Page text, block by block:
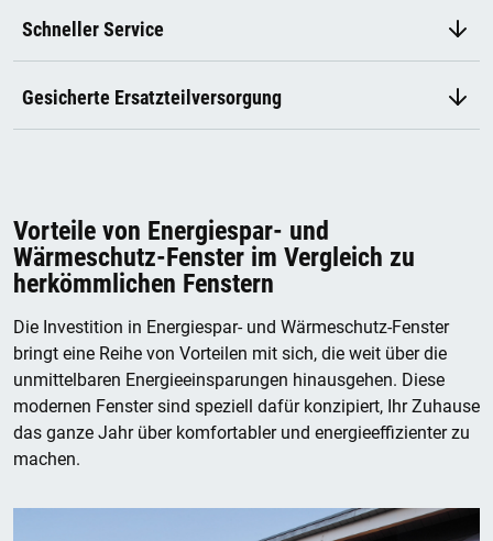
Schneller Service
Gesicherte Ersatzteilversorgung
Vorteile von Energiespar- und
Wärmeschutz-Fenster im Vergleich zu
herkömmlichen Fenstern
Die Investition in Energiespar- und Wärmeschutz-Fenster
bringt eine Reihe von Vorteilen mit sich, die weit über die
unmittelbaren Energieeinsparungen hinausgehen. Diese
modernen Fenster sind speziell dafür konzipiert, Ihr Zuhause
das ganze Jahr über komfortabler und energieeffizienter zu
machen.